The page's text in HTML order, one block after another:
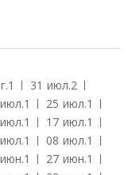
1 31 июл.2
1 25 июл.1
1 17 июл.1
1 08 июл.1
1 27 июн.1